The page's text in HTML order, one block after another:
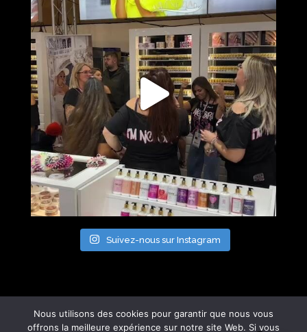
Suivez-nous sur Instagram
Nous utilisons des cookies pour garantir que nous vous
offrons la meilleure expérience sur notre site Web. Si vous